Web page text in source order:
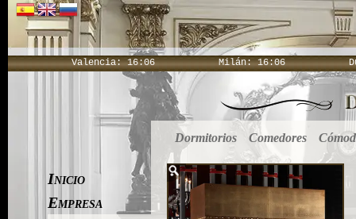
Valencia:16:06 Milán:16:06
Inicio
Empresa
Dormitorios Comedores